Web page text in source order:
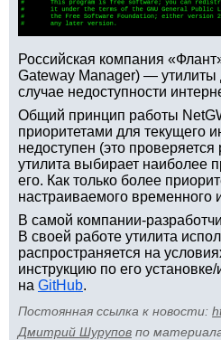
Российская компания
Gateway Manager) — утилиты
случае недоступности
Общий принцип работы
приоритетами для текущего
недоступен (это
утилита выбирает наиболее
его. Как только более
настраиваемого временного
В самой компании-
В своей работе утилита
распространяется на
инструкцию по его
на GitHub.
Постоянная ссылка к новости:
Дмитрий Шурупов по